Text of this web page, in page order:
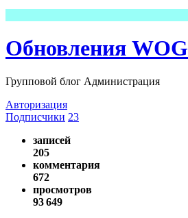
Обновления WOG
Групповой блог Администрация
Авторизация
Подписчики 23
записей
205
комментария
672
просмотров
93 649